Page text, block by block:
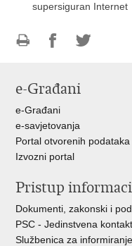
supersiguran Internet
FacebookuTwitteru
e-Građani
e-Građani
e-savjetovanja
Portal otvorenih podataka
Izvozni portal
Pristup
Dokumenti, zakonski i
PSC - Jedinstvena
Službenica za informiranje